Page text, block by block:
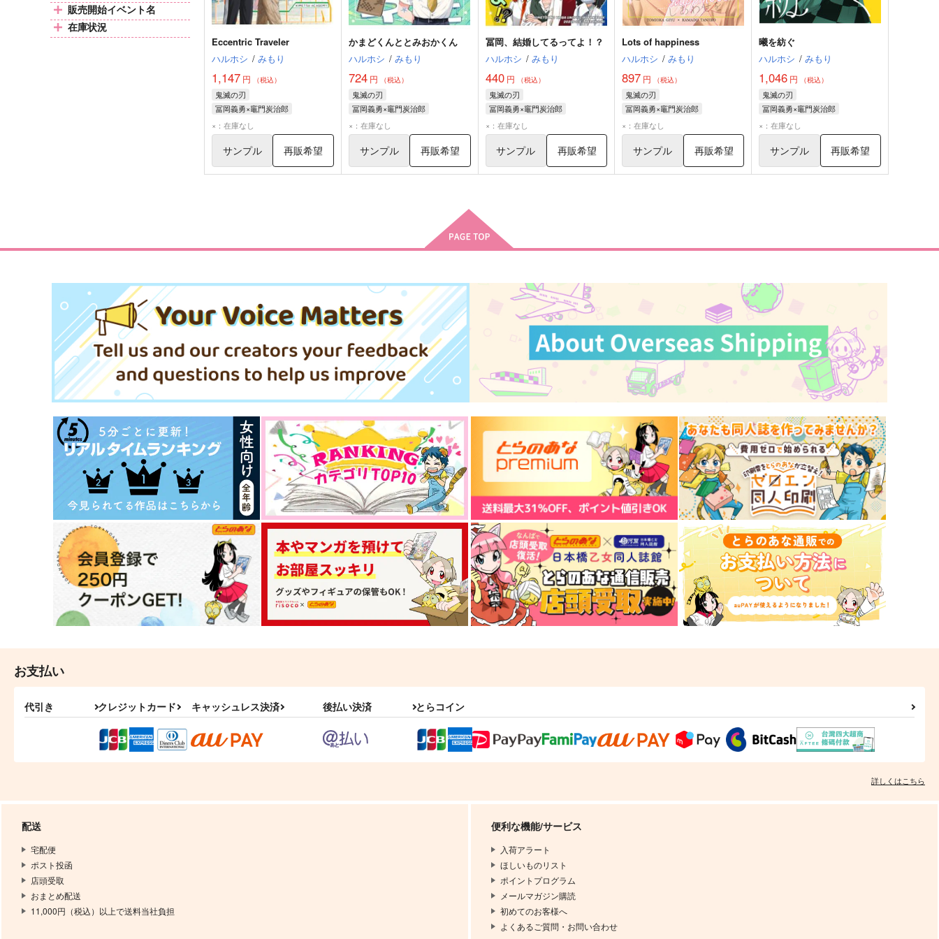
販売開始イベント名
在庫状況
Eccentric Traveler
ハルホシ / みもり
1,147 円 （税込）
鬼滅の刃
冨岡義勇×竈門炭治郎
冨岡義勇
×：在庫なし
サンプル 再販希望
かまどくんととみおかくん
ハルホシ / みもり
724円 （税込）
鬼滅の刃
冨岡義勇×竈門炭治郎
冨岡義勇
×：在庫なし
サンプル 再販希望
冨岡、結婚してるってよ！？
ハルホシ / みもり
440円 （税込）
鬼滅の刃
冨岡義勇×竈門炭治郎
冨岡義勇
×：在庫なし
サンプル 再販希望
Lots of happiness
ハルホシ / みもり
897 円 （税込）
鬼滅の刃
冨岡義勇×竈門炭治郎
竈門炭治郎
×：在庫なし
サンプル 再販希望
曦を紡ぐ
ハルホシ / みもり
1,046 円 （税込）
鬼滅の刃
冨岡義勇×竈門炭治郎
竈門炭治郎
×：在庫なし
サンプル 再販希望
お支払い
代引き クレジットカード キャッシュレス決済 後払い決済 とらコイン
詳しくはこちら
配送
宅配便
ポスト投函
店頭受取
おまとめ配送
11,000円（税込）以上で送料当社負担
便利な機能/サービス
入荷アラート
ほしいものリスト
ポイントプログラム
メールマガジン購読
初めてのお客様へ
よくあるご質問・お問い合わせ